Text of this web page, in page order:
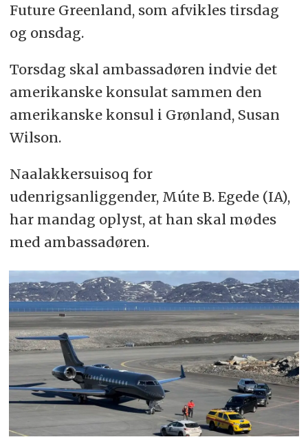
Future Greenland, som afvikles tirsdag
og onsdag.
Torsdag skal ambassadøren indvie det
amerikanske konsulat sammen den
amerikanske konsul i Grønland, Susan
Wilson.
Naalakkersuisoq for
udenrigsanliggender, Múte B. Egede (IA),
har mandag oplyst, at han skal mødes
med ambassadøren.